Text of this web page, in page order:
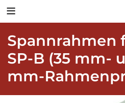
Zurück
Produkte
Spannrahmen
SP-B (35 mm-
mm-